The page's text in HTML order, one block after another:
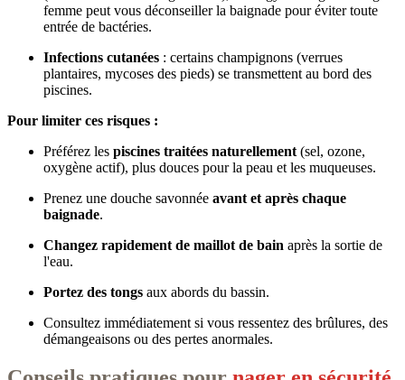
femme peut vous déconseiller la baignade pour éviter toute
entrée de bactéries.
Infections cutanées : certains champignons (verrues
plantaires, mycoses des pieds) se transmettent au bord des
piscines.
Pour limiter ces risques :
Préférez les piscines traitées naturellement (sel, ozone,
oxygène actif), plus douces pour la peau et les muqueuses.
Prenez une douche savonnée avant et après chaque
baignade.
Changez rapidement de maillot de bain après la sortie de
l'eau.
Portez des tongs aux abords du bassin.
Consultez immédiatement si vous ressentez des brûlures, des
démangeaisons ou des pertes anormales.